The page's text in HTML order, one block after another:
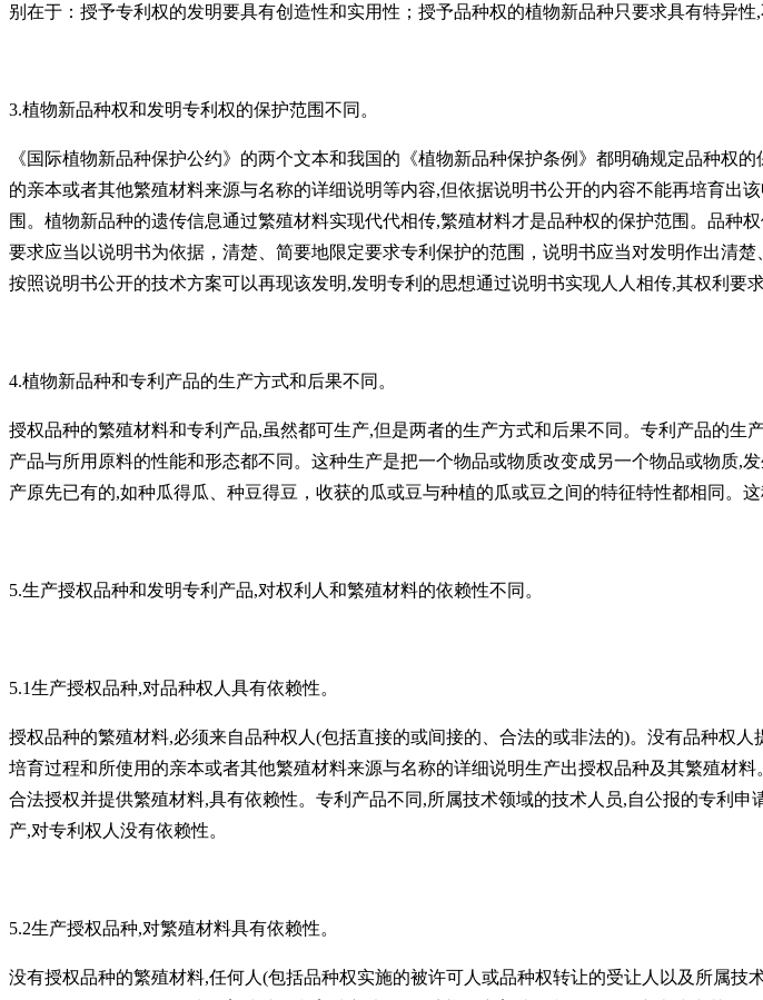
别在于：授予专利权的发明要具有创造性和实用性；授予品种权的植物新品种只要求具有特异性,
3.植物新品种权和发明专利权的保护范围不同。
《国际植物新品种保护公约》的两个文本和我国的《植物新品种保护条例》都明确规定品种权
的亲本或者其他繁殖材料来源与名称的详细说明等内容,但依据说明书公开的内容不能再培育
围。植物新品种的遗传信息通过繁殖材料实现代代相传,繁殖材料才是品种权的保护范围。品种
要求应当以说明书为依据，清楚、简要地限定要求专利保护的范围，说明书应当对发明作出清
按照说明书公开的技术方案可以再现该发明,发明专利的思想通过说明书实现人人相传,其权利要
4.植物新品种和专利产品的生产方式和后果不同。
授权品种的繁殖材料和专利产品,虽然都可生产,但是两者的生产方式和后果不同。专利产品的
产品与所用原料的性能和形态都不同。这种生产是把一个物品或物质改变成另一个物品或物质
产原先已有的,如种瓜得瓜、种豆得豆，收获的瓜或豆与种植的瓜或豆之间的特征特性都相同。
5.生产授权品种和发明专利产品,对权利人和繁殖材料的依赖性不同。
5.1生产授权品种,对品种权人具有依赖性。
授权品种的繁殖材料,必须来自品种权人(包括直接的或间接的、合法的或非法的)。没有品种权
培育过程和所使用的亲本或者其他繁殖材料来源与名称的详细说明生产出授权品种及其繁殖材
合法授权并提供繁殖材料,具有依赖性。专利产品不同,所属技术领域的技术人员,自公报的专利
产,对专利权人没有依赖性。
5.2生产授权品种,对繁殖材料具有依赖性。
没有授权品种的繁殖材料,任何人(包括品种权实施的被许可人或品种权转让的受让人以及所属